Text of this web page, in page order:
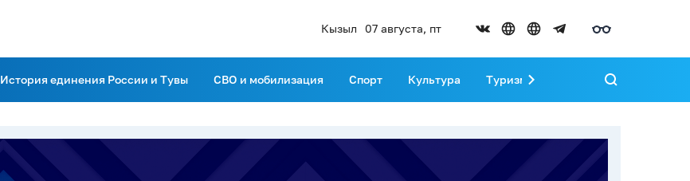
Кызыл 07 августа, пт
История единения России и Тувы СВО и мобилизация Спорт Культура Туризм Развитие Тувы